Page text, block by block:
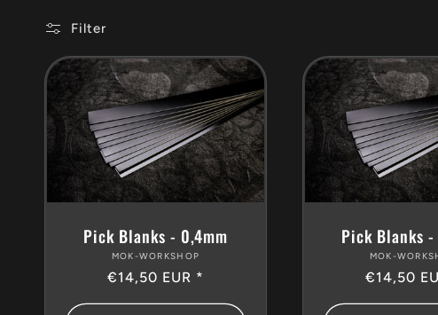
g
o
r
Filter
Pick Blanks - 0,4mm
Anbieter:
MOK-WORKSHOP
Normaler
Preis
€14,50 EUR *
Pick Blanks -
MOK-
Normaler
Preis
€14,50